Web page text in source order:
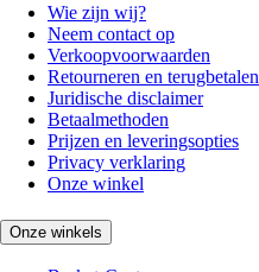
Wie zijn wij?
Neem contact op
Verkoopvoorwaarden
Retourneren en terugbetalen
Juridische disclaimer
Betaalmethoden
Prijzen en leveringsopties
Privacy verklaring
Onze winkel
Onze winkels